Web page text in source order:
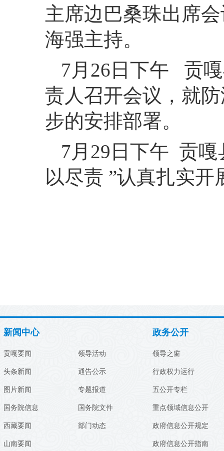
主席边巴桑珠出席
海强主持。
7月26日下午 贡
责人召开会议，就
步的安排部署。
7月29日下午 贡
以尽责 ”认真扎实开
新闻中心
贡嘎要闻
头条新闻
图片新闻
国务院信息
西藏要闻
山南要闻
领导活动
通告公示
专题报道
国务院文件
部门动态
政务公开
领导之窗
行政权力运行
五公开专栏
重点领域信息公开
政府信息公开规定
政府信息公开指南